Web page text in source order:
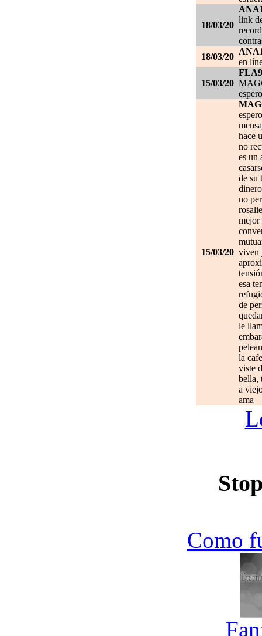
18/03/20
link
18/03/20
en
15/03/20
15/03/20
hace
no
es un
de su
no
mejor
viven
esa
de
le
la
viste
bella,
a
ama
Como